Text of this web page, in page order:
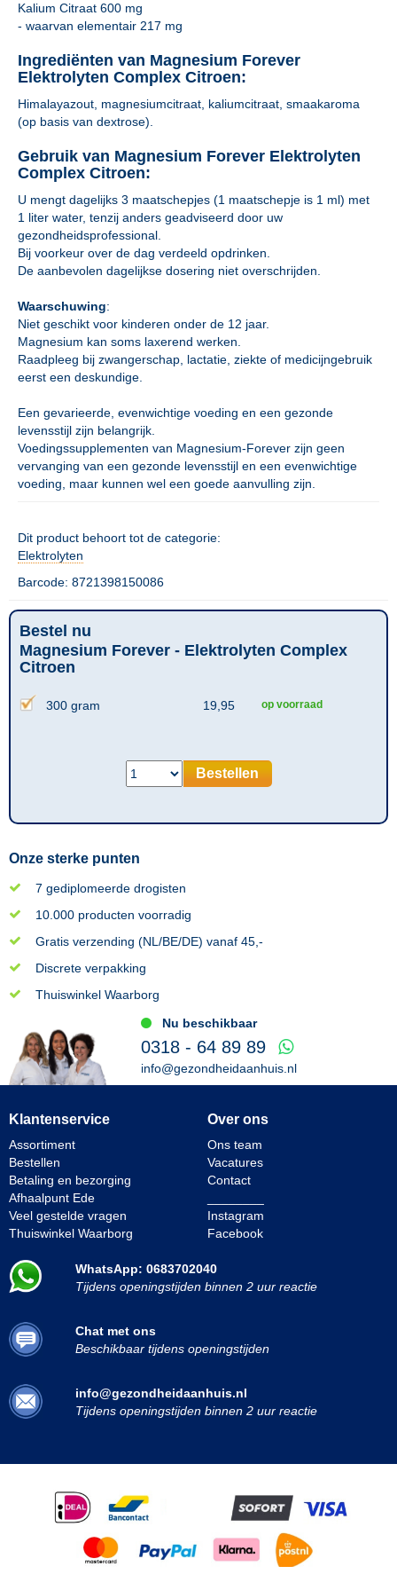
Kalium Citraat 600 mg
- waarvan elementair 217 mg
Ingrediënten van Magnesium Forever
Elektrolyten Complex Citroen:
Himalayazout, magnesiumcitraat, kaliumcitraat, smaakaroma
(op basis van dextrose).
Gebruik van Magnesium Forever Elektrolyten
Complex Citroen:
U mengt dagelijks 3 maatschepjes (1 maatschepje is 1 ml) met
1 liter water, tenzij anders geadviseerd door uw
gezondheidsprofessional.
Bij voorkeur over de dag verdeeld opdrinken.
De aanbevolen dagelijkse dosering niet overschrijden.
Waarschuwing:
Niet geschikt voor kinderen onder de 12 jaar.
Magnesium kan soms laxerend werken.
Raadpleeg bij zwangerschap, lactatie, ziekte of medicijngebruik
eerst een deskundige.
Een gevarieerde, evenwichtige voeding en een gezonde
levensstijl zijn belangrijk.
Voedingssupplementen van Magnesium-Forever zijn geen
vervanging van een gezonde levensstijl en een evenwichtige
voeding, maar kunnen wel een goede aanvulling zijn.
Dit product behoort tot de categorie:
Elektrolyten
Barcode: 8721398150086
Bestel nu
Magnesium Forever - Elektrolyten Complex
Citroen
300 gram 19,95 op voorraad
Bestellen
Onze sterke punten
7 gediplomeerde drogisten
10.000 producten voorradig
Gratis verzending (NL/BE/DE) vanaf 45,-
Discrete verpakking
Thuiswinkel Waarborg
Nu beschikbaar
0318 - 64 89 89
info@gezondheidaanhuis.nl
Klantenservice
Assortiment
Bestellen
Betaling en bezorging
Afhaalpunt Ede
Veel gestelde vragen
Thuiswinkel Waarborg
Over ons
Ons team
Vacatures
Contact
Instagram
Facebook
WhatsApp: 0683702040
Tijdens openingstijden binnen 2 uur reactie
Chat met ons
Beschikbaar tijdens openingstijden
info@gezondheidaanhuis.nl
Tijdens openingstijden binnen 2 uur reactie